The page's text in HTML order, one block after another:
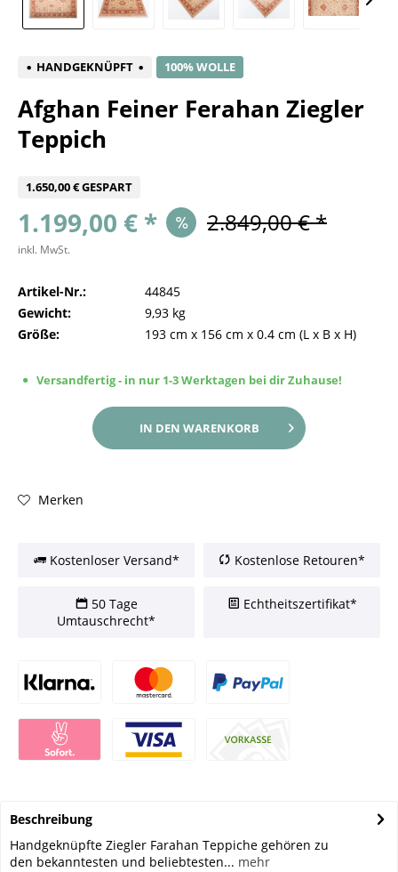
HANDGEKNÜPFT 100% WOLLE
Afghan Feiner Ferahan Ziegler
Teppich
1.650,00 € GESPART
1.199,00 € * 2.849,00 € *
inkl. MwSt.
Artikel-Nr.:
44845
Gewicht:
9,93 kg
Größe:
193 cm x 156 cm x 0.4 cm (L x B x H)
Versandfertig - in nur 1-3 Werktagen bei dir Zuhause!
IN DEN WARENKORB
Merken
Kostenloser Versand* Kostenlose Retouren*
50 Tage
Umtauschrecht*
Echtheitszertifikat*
Beschreibung
Handgeknüpfte Ziegler Farahan Teppiche gehören zu
den bekanntesten und beliebtesten... mehr